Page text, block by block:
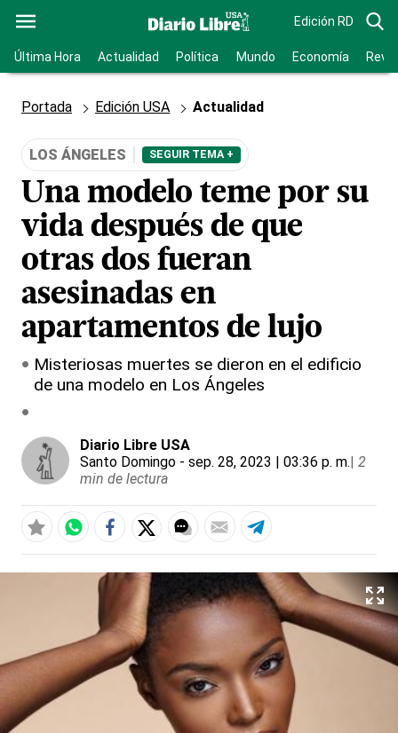
Edición RD
Última Hora Actualidad Política Mundo Economía
Portada Edición USA Actualidad
LOS ÁNGELES SEGUIR TEMA +
Una modelo teme por su
vida después de que
otras dos fueran
asesinadas en
apartamentos de lujo
Misteriosas muertes se dieron en el edificio
de una modelo en Los Ángeles
Diario Libre USA
Santo Domingo - sep. 28, 2023 | 03:36 p. m.| 2
min de lectura